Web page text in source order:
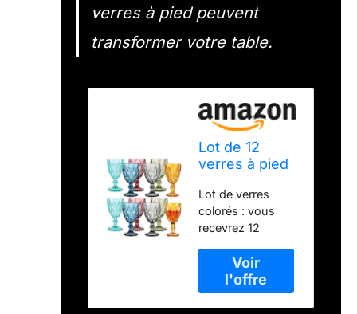
verres à pied peuvent
transformer votre table.
Lot de 12
verres à pied
vrac de 283,5
g - Verres à
vin à pied en
cristal - Motif
diamant -
Pour fête,
mariage, bar,
Lot de verres
colorés : vous
recevrez 12
gobelets à vin de
6 couleurs
différentes, 2